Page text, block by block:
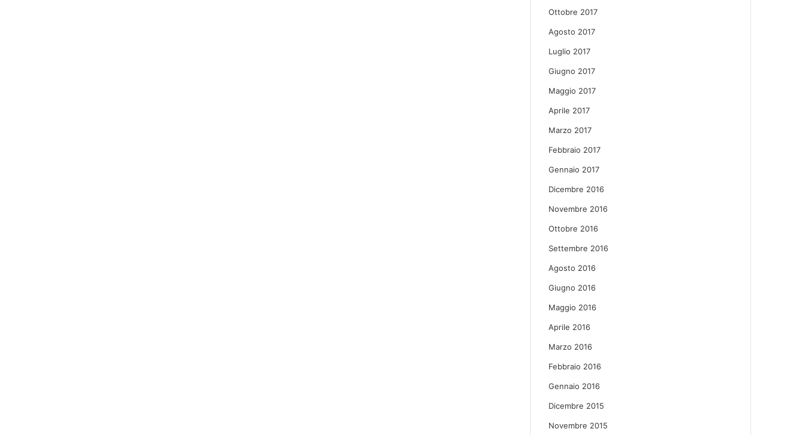
Ottobre 2017
Agosto 2017
Luglio 2017
Giugno 2017
Maggio 2017
Aprile 2017
Marzo 2017
Febbraio 2017
Gennaio 2017
Dicembre 2016
Novembre 2016
Ottobre 2016
Settembre 2016
Agosto 2016
Giugno 2016
Maggio 2016
Aprile 2016
Marzo 2016
Febbraio 2016
Gennaio 2016
Dicembre 2015
Novembre 2015